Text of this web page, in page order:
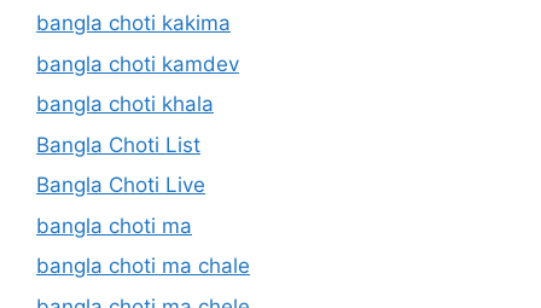
bangla choti kakima
bangla choti kamdev
bangla choti khala
Bangla Choti List
Bangla Choti Live
bangla choti ma
bangla choti ma chale